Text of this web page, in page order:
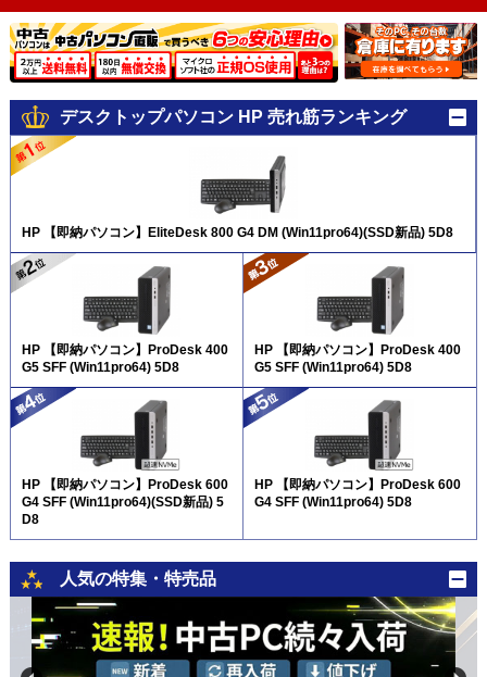
デスクトップパソコン HP 売れ筋ランキング
HP 【即納パソコン】EliteDesk 800 G4 DM (Win11pro64)(SSD新品) 5D8
HP 【即納パソコン】ProDesk 400
G5 SFF (Win11pro64) 5D8
HP 【即納パソコン】ProDesk 400
G5 SFF (Win11pro64) 5D8
HP 【即納パソコン】ProDesk 600
G4 SFF (Win11pro64)(SSD新品) 5
D8
HP 【即納パソコン】ProDesk 600
G4 SFF (Win11pro64) 5D8
人気の特集・特売品